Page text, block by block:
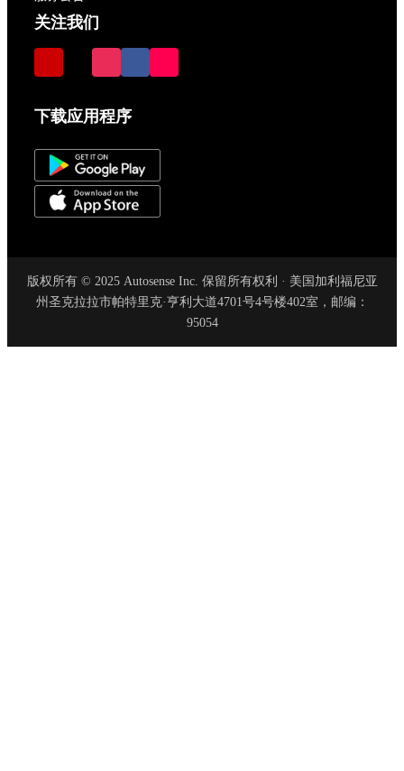
关注我们
下载应用程序
版权所有 © 2025 Autosense Inc. 保留所有权利 · 美国加利福尼亚
州圣克拉拉市帕特里克·亨利大道4701号4号楼402室，邮编：
95054